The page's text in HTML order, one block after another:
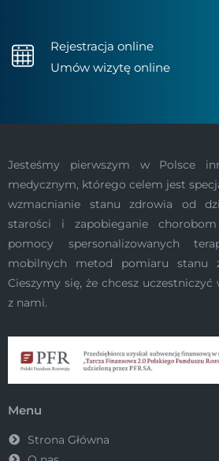
Rejestracja online
Umów wizytę online
Jesteśmy pierwszym w Polsce
medycznym, którego celem jest
wzmacnianie stanu zdrowia od
starości i zapobieganie
pomocy spersonalizowanych
mobilnych metod pomiaru stanu
Cieszymy się, że chcesz
z nami.
Menu
Strona Główna